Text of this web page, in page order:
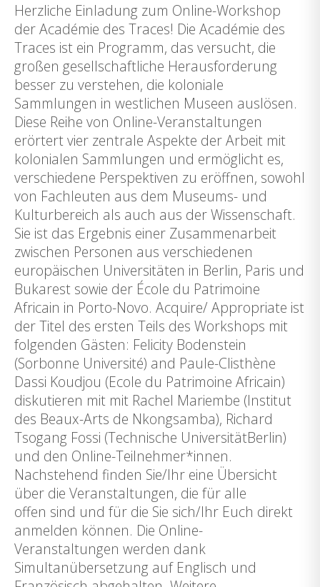
Herzliche Einladung zum Online-Workshop
der Académie des Traces! Die Académie des
Traces ist ein Programm, das versucht, die
großen gesellschaftliche Herausforderung
besser zu verstehen, die koloniale
Sammlungen in westlichen Museen auslösen.
Diese Reihe von Online-Veranstaltungen
erörtert vier zentrale Aspekte der Arbeit mit
kolonialen Sammlungen und ermöglicht es,
verschiedene Perspektiven zu eröffnen, sowohl
von Fachleuten aus dem Museums- und
Kulturbereich als auch aus der Wissenschaft.
Sie ist das Ergebnis einer Zusammenarbeit
zwischen Personen aus verschiedenen
europäischen Universitäten in Berlin, Paris und
Bukarest sowie der École du Patrimoine
Africain in Porto-Novo. Acquire/ Appropriate ist
der Titel des ersten Teils des Workshops mit
folgenden Gästen: Felicity Bodenstein
(Sorbonne Université) and Paule-Clisthène
Dassi Koudjou (Ecole du Patrimoine Africain)
diskutieren mit mit Rachel Mariembe (Institut
des Beaux-Arts de Nkongsamba), Richard
Tsogang Fossi (Technische UniversitätBerlin)
und den Online-Teilnehmer*innen.
Nachstehend finden Sie/Ihr eine Übersicht
über die Veranstaltungen, die für alle
offen sind und für die Sie sich/Ihr Euch direkt
anmelden können. Die Online-
Veranstaltungen werden dank
Simultanübersetzung auf Englisch und